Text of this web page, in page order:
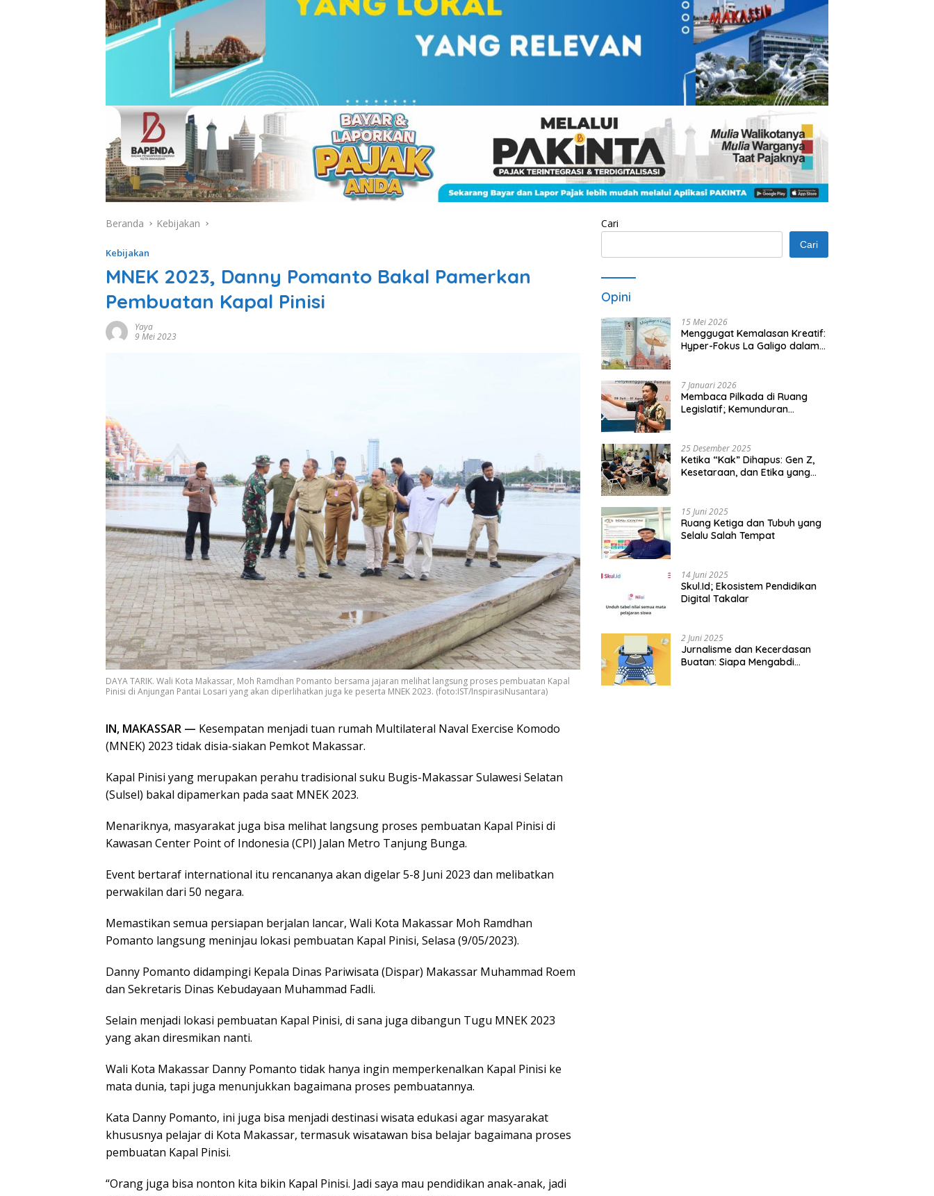
Beranda Kebijakan
Kebijakan
MNEK 2023, Danny Pomanto Bakal Pamerkan
Pembuatan Kapal Pinisi
Yaya
9 Mei 2023
DAYA TARIK. Wali Kota Makassar, Moh Ramdhan Pomanto bersama jajaran melihat langsung proses pembuatan Kapal
Pinisi di Anjungan Pantai Losari yang akan diperlihatkan juga ke peserta MNEK 2023. (foto:IST/InspirasiNusantara)
IN, MAKASSAR — Kesempatan menjadi tuan rumah Multilateral Naval Exercise Komodo
(MNEK) 2023 tidak disia-siakan Pemkot Makassar.
Kapal Pinisi yang merupakan perahu tradisional suku Bugis-Makassar Sulawesi Selatan
(Sulsel) bakal dipamerkan pada saat MNEK 2023.
Menariknya, masyarakat juga bisa melihat langsung proses pembuatan Kapal Pinisi di
Kawasan Center Point of Indonesia (CPI) Jalan Metro Tanjung Bunga.
Event bertaraf international itu rencananya akan digelar 5-8 Juni 2023 dan melibatkan
perwakilan dari 50 negara.
Memastikan semua persiapan berjalan lancar, Wali Kota Makassar Moh Ramdhan
Pomanto langsung meninjau lokasi pembuatan Kapal Pinisi, Selasa (9/05/2023).
Danny Pomanto didampingi Kepala Dinas Pariwisata (Dispar) Makassar Muhammad Roem
dan Sekretaris Dinas Kebudayaan Muhammad Fadli.
Selain menjadi lokasi pembuatan Kapal Pinisi, di sana juga dibangun Tugu MNEK 2023
yang akan diresmikan nanti.
Wali Kota Makassar Danny Pomanto tidak hanya ingin memperkenalkan Kapal Pinisi ke
mata dunia, tapi juga menunjukkan bagaimana proses pembuatannya.
Kata Danny Pomanto, ini juga bisa menjadi destinasi wisata edukasi agar masyarakat
khususnya pelajar di Kota Makassar, termasuk wisatawan bisa belajar bagaimana proses
pembuatan Kapal Pinisi.
“Orang juga bisa nonton kita bikin Kapal Pinisi. Jadi saya mau pendidikan anak-anak, jadi
Cari
Cari
Opini
15 Mei 2026
Menggugat Kemalasan Kreatif:
Hyper-Fokus La Galigo dalam
7 Januari 2026
Membaca Pilkada di Ruang
Legislatif; Kemunduran
25 Desember 2025
Ketika “Kak” Dihapus: Gen Z,
Kesetaraan, dan Etika yang
15 Juni 2025
Ruang Ketiga dan Tubuh yang
Selalu Salah Tempat
14 Juni 2025
Skul.Id; Ekosistem Pendidikan
Digital Takalar
2 Juni 2025
Jurnalisme dan Kecerdasan
Buatan: Siapa Mengabdi